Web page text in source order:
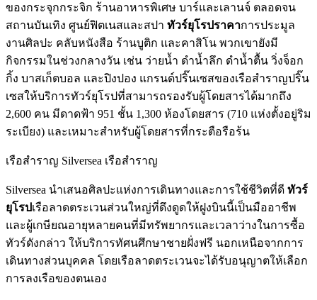
ของกระจุกกระจิก ร้านอาหารพิเศษ บาร์และเลานจ์ ตลอดจน
สถานบันเทิง ศูนย์ฟิตเนสและสปา ทัวร์ยุโรปราคาการประมูล
งานศิลปะ คลับหนังสือ ร้านบูติก และคาสิโน พวกเขายังมี
กิจกรรมในช่วงกลางวัน เช่น ว่ายน้ำ ดำน้ำลึก ดำน้ำตื้น วิ่งจ็อก
กิ้ง บาสเก็ตบอล และปิงปอง แกรนด์ปริ๊นเซสของเรือสำราญปริ๊น
เซสให้บริการทัวร์ยุโรปที่สามารถรองรับผู้โดยสารได้มากถึง
2,600 คน มีดาดฟ้า 951 ชั้น 1,300 ห้องโดยสาร (710 แห่งตั้งอยู่ริม
ระเบียง) และเหมาะสำหรับผู้โดยสารที่กระตือรือร้น
เรือสำราญ Silversea เรือสำราญ
Silversea นำเสนอศิลปะแห่งการเดินทางและการใช้ชีวิตที่ดี ทัวร์
ยุโรปเรือลาดตระเวนส่วนใหญ่ที่ดึงดูดให้ฝูงบินนี้เป็นมืออาชีพ
และผู้เกษียณอายุหลายคนที่มีทรัพยากรและเวลาว่างในการซื้อ
ทัวร์ดังกล่าว ให้บริการทัศนศึกษาชายฝั่งฟรี นอกเหนือจากการ
เดินทางส่วนบุคคล โดยเรือลาดตระเวนจะได้รับอนุญาตให้เลือก
การลงเรือของตนเอง